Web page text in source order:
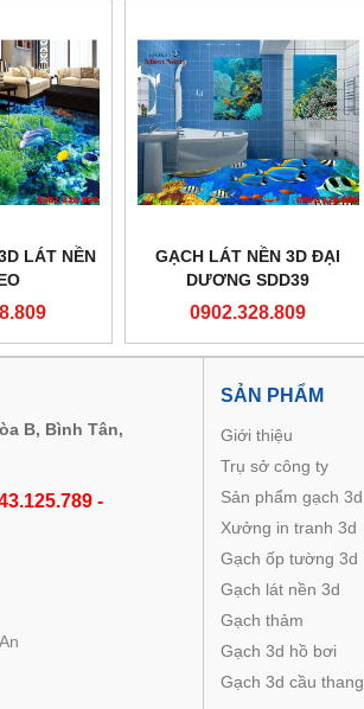
LÁT NỀN
GẠCH LÁT NỀN 3D ĐẠI
DƯƠNG SDD39
0902.328.809
B, Bình Tân,
-
SẢN PHẨM
Giới thiệu
Trụ sở công ty
Sản phẩm gạch 3d
Xưởng in tranh 3d
Gạch ốp tường 3d
Gạch lát nền 3d
Gạch thảm
Gạch 3d hồ bơi
Gạch 3d cầu thang